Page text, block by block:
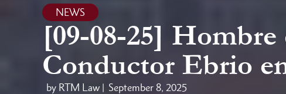
NEWS
[09-08-25]
Conductor Ebrio
by RTM Law | September 8, 2025